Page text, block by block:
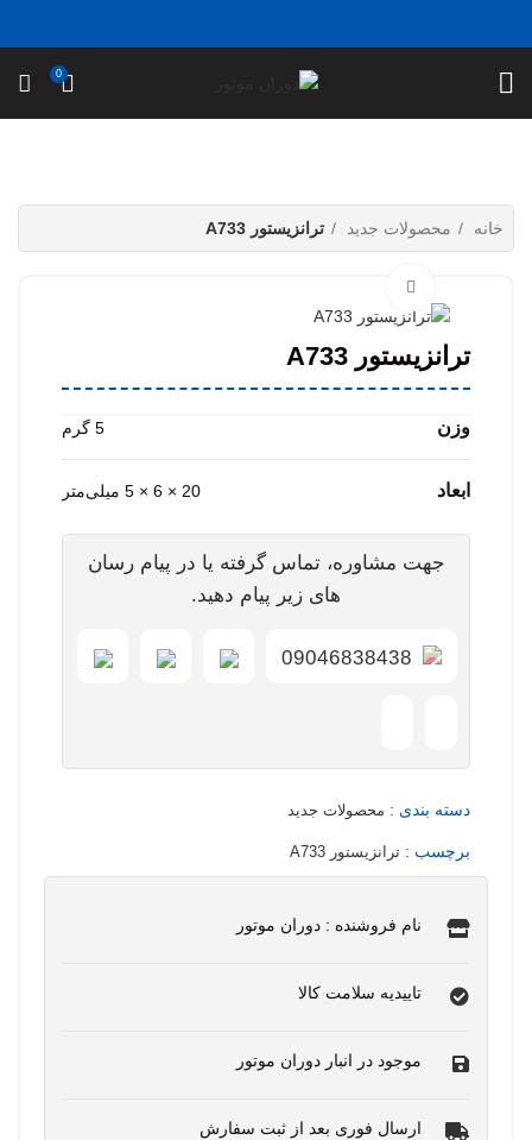
0
خانه محصولات جدید ترانزیستور A733
ترانزیستور A733
وزن 5 گرم
ابعاد 20 × 6 × 5 میلی‌متر
جهت مشاوره، تماس گرفته یا در پیام رسان
های زیر پیام دهید.
09046838438
دسته بندی : محصولات جدید
برچسب : ترانزیستور A733
نام فروشنده : دوران موتور
تاییدیه سلامت کالا
موجود در انبار دوران موتور
ارسال فوری بعد از ثبت سفارش